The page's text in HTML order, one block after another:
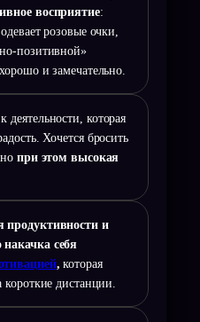
восприятие:
розовые очки,
позитивной»
и замечательно.
деятельности, которая
Хочется бросить
при этом высокая
продуктивности и
себя
, которая
короткие дистанции.